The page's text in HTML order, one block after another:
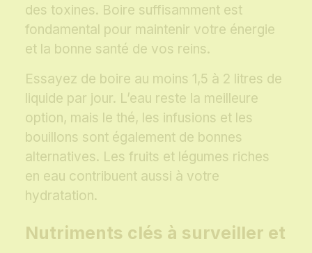
des toxines. Boire suffisamment est
fondamental pour maintenir votre énergie
et la bonne santé de vos reins.
Essayez de boire au moins 1,5 à 2 litres de
liquide par jour. L’eau reste la meilleure
option, mais le thé, les infusions et les
bouillons sont également de bonnes
alternatives. Les fruits et légumes riches
en eau contribuent aussi à votre
hydratation.
Nutriments clés à surveiller et